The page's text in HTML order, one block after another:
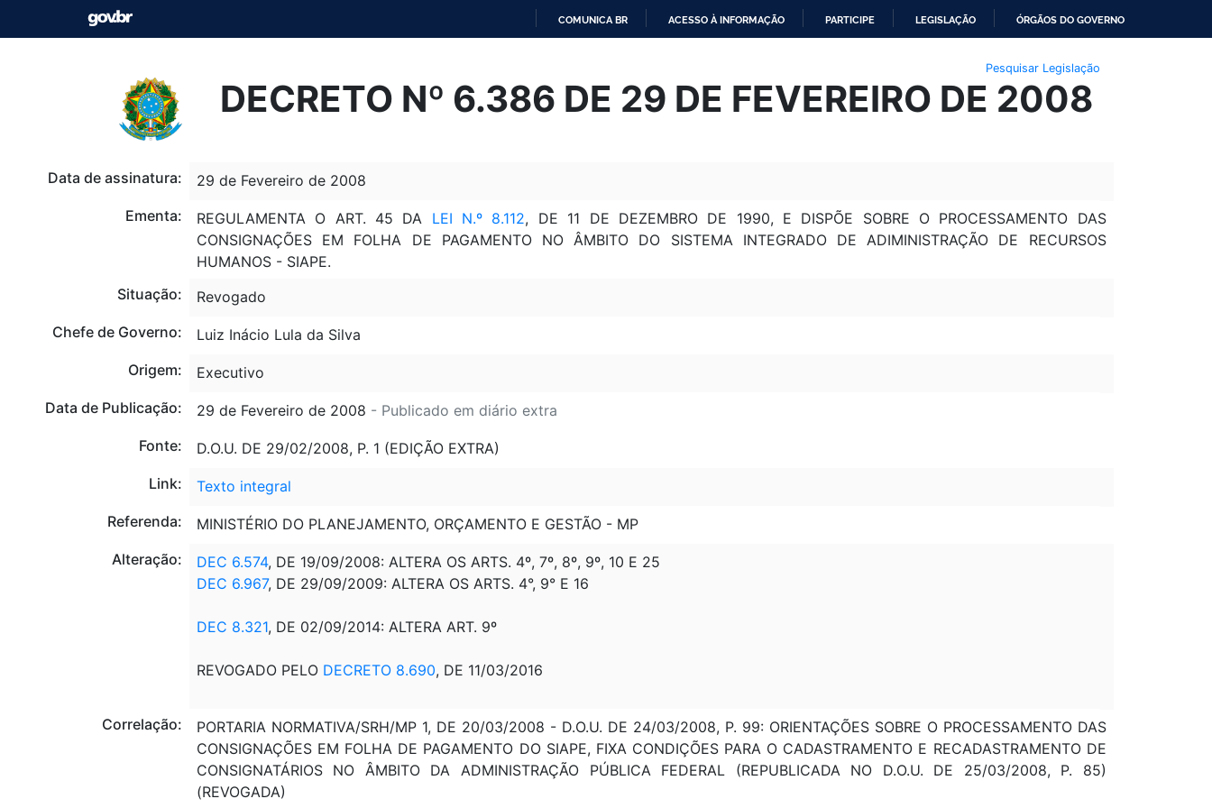
O
CONTEÚDO
COMUNICA BR ACESSO À INFORMAÇÃO PARTICIPE LEGISLAÇÃO ÓRGÃOS DO GOVERNO
Pesquisar Legislação
DECRETO Nº 6.386 DE 29 DE FEVEREIRO DE 2008
Data de assinatura:
29 de Fevereiro de 2008
Ementa:
REGULAMENTA O ART. 45 DA LEI N.º 8.112, DE 11 DE DEZEMBRO DE 1990, E DISPÕE SOBRE O PROCESSAMENTO DAS
CONSIGNAÇÕES EM FOLHA DE PAGAMENTO NO ÂMBITO DO SISTEMA INTEGRADO DE ADIMINISTRAÇÃO DE RECURSOS
HUMANOS - SIAPE.
Situação:
Revogado
Chefe de Governo:
Luiz Inácio Lula da Silva
Origem:
Executivo
Data de Publicação:
29 de Fevereiro de 2008 - Publicado em diário extra
Fonte:
D.O.U. DE 29/02/2008, P. 1 (EDIÇÃO EXTRA)
Link:
Texto integral
Referenda:
MINISTÉRIO DO PLANEJAMENTO, ORÇAMENTO E GESTÃO - MP
Alteração:
DEC 6.574, DE 19/09/2008: ALTERA OS ARTS. 4º, 7º, 8º, 9º, 10 E 25
DEC 6.967, DE 29/09/2009: ALTERA OS ARTS. 4°, 9° E 16
DEC 8.321, DE 02/09/2014: ALTERA ART. 9º
REVOGADO PELO DECRETO 8.690, DE 11/03/2016
Correlação:
PORTARIA NORMATIVA/SRH/MP 1, DE 20/03/2008 - D.O.U. DE 24/03/2008, P. 99: ORIENTAÇÕES SOBRE O PROCESSAMENTO DAS
CONSIGNAÇÕES EM FOLHA DE PAGAMENTO DO SIAPE, FIXA CONDIÇÕES PARA O CADASTRAMENTO E RECADASTRAMENTO DE
CONSIGNATÁRIOS NO ÂMBITO DA ADMINISTRAÇÃO PÚBLICA FEDERAL (REPUBLICADA NO D.O.U. DE 25/03/2008, P. 85)
(REVOGADA)